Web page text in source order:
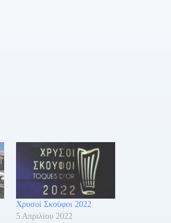
Χρυσοί Σκούφοι 2022
5 Απριλίου 2022